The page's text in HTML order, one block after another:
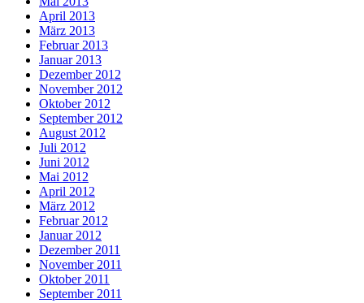
April 2013
März 2013
Februar 2013
Januar 2013
Dezember 2012
November 2012
Oktober 2012
September 2012
August 2012
Juli 2012
Juni 2012
Mai 2012
April 2012
März 2012
Februar 2012
Januar 2012
Dezember 2011
November 2011
Oktober 2011
September 2011